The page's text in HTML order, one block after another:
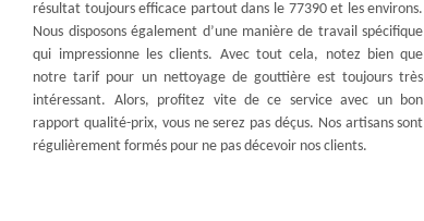
résultat toujours efficace partout dans le 77390 et les environs.
Nous disposons également d’une manière de travail spécifique
qui impressionne les clients. Avec tout cela, notez bien que
notre tarif pour un nettoyage de gouttière est toujours très
intéressant. Alors, profitez vite de ce service avec un bon
rapport qualité-prix, vous ne serez pas déçus. Nos artisans sont
régulièrement formés pour ne pas décevoir nos clients.